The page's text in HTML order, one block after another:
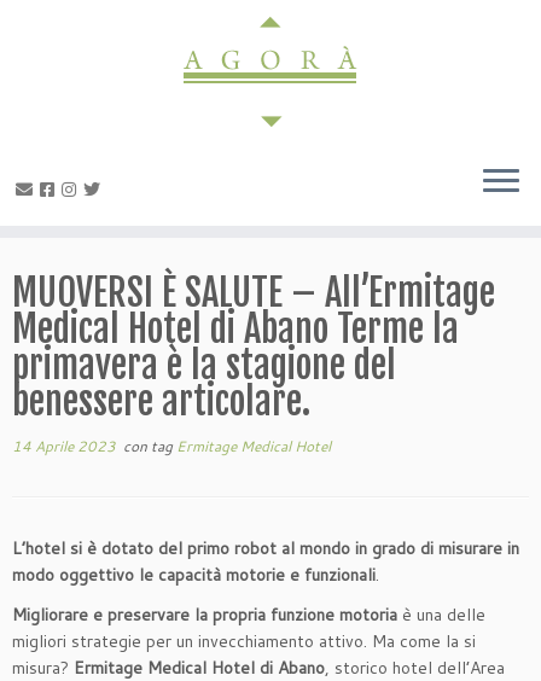
MUOVERSI È SALUTE – All’Ermitage
Medical Hotel di Abano Terme la
primavera è la stagione del
benessere articolare.
14 Aprile 2023 con tagErmitage Medical Hotel
L’hotel si è dotato del primo robot al mondo in grado di misurare in
modo oggettivo le capacità motorie e funzionali.
Migliorare e preservare la propria funzione motoria è una delle
migliori strategie per un invecchiamento attivo. Ma come la si
misura? Ermitage Medical Hotel di Abano, storico hotel dell’Area